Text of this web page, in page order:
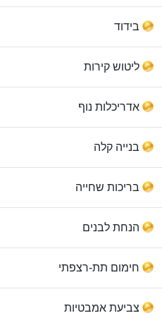
בידוד
ליטוש קירות
אדריכלות נוף
בנייה קלה
בריכות שחייה
הנחת לבנים
חימום תת-רצפתי
צביעת אמבטיות